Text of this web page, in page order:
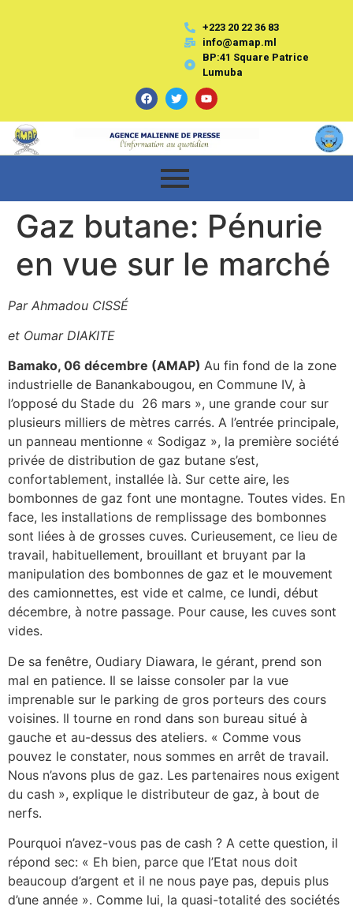
+223 20 22 36 83
info@amap.ml
BP:41 Square Patrice
Lumuba
Gaz butane: Pénurie
en vue sur le marché
Par Ahmadou CISSÉ
et Oumar DIAKITE
Bamako, 06 décembre (AMAP) Au fin fond de la zone
industrielle de Banankabougou, en Commune IV, à
l’opposé du Stade du 26 mars », une grande cour sur
plusieurs milliers de mètres carrés. A l’entrée principale,
un panneau mentionne « Sodigaz », la première société
privée de distribution de gaz butane s’est,
confortablement, installée là. Sur cette aire, les
bombonnes de gaz font une montagne. Toutes vides. En
face, les installations de remplissage des bombonnes
sont liées à de grosses cuves. Curieusement, ce lieu de
travail, habituellement, brouillant et bruyant par la
manipulation des bombonnes de gaz et le mouvement
des camionnettes, est vide et calme, ce lundi, début
décembre, à notre passage. Pour cause, les cuves sont
vides.
De sa fenêtre, Oudiary Diawara, le gérant, prend son
mal en patience. Il se laisse consoler par la vue
imprenable sur le parking de gros porteurs des cours
voisines. Il tourne en rond dans son bureau situé à
gauche et au-dessus des ateliers. « Comme vous
pouvez le constater, nous sommes en arrêt de travail.
Nous n’avons plus de gaz. Les partenaires nous exigent
du cash », explique le distributeur de gaz, à bout de
nerfs.
Pourquoi n’avez-vous pas de cash ? A cette question, il
répond sec: « Eh bien, parce que l’Etat nous doit
beaucoup d’argent et il ne nous paye pas, depuis plus
d’une année ». Comme lui, la quasi-totalité des sociétés